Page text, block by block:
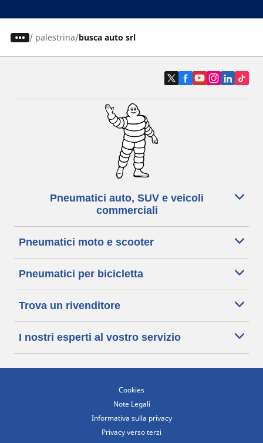
/ palestrina busca auto srl
Pneumatici auto, SUV e veicoli
commerciali
Pneumatici moto e scooter
Pneumatici per bicicletta
Trova un rivenditore
I nostri esperti al vostro servizio
Cookies
Note Legali
Informativa sulla privacy
Privacy verso terzi